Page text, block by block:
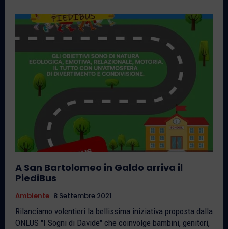
A San Bartolomeo in Galdo arriva il
PiediBus
Ambiente 8 Settembre 2021
Rilanciamo volentieri la bellissima iniziativa proposta dalla
ONLUS "I Sogni di Davide" che coinvolge bambini, genitori,